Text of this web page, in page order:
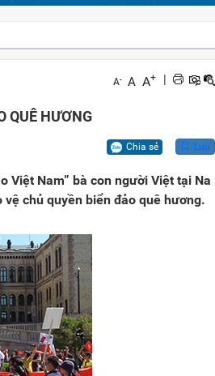
ngữ Ca dao tục ngữ
A- A A+
QUÊ HƯƠNG
Chia sẻ Lưu
Việt Nam” bà con người Việt tại Na
chủ quyền biển đảo quê hương.